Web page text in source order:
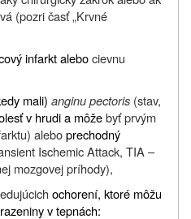
(pozri časť „Krvné
infarkt alebocievnu
mali) anginu pectoris (stav,
v hrudi a môžebyť prvým
aleboprechodný
Ischemic Attack, TIA –
mozgovej príhody),
ochorení, ktoré môžu
v tepnách: